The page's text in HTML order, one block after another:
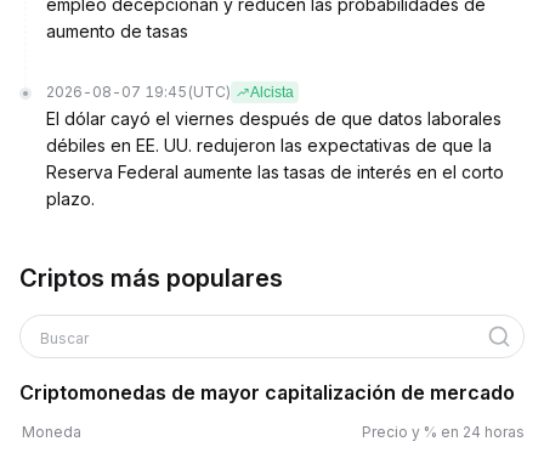
empleo decepcionan y reducen las probabilidades de
aumento de tasas
2026-08-07 19:45 (UTC) Alcista
El dólar cayó el viernes después de que datos laborales
débiles en EE. UU. redujeron las expectativas de que la
Reserva Federal aumente las tasas de interés en el corto
plazo.
Criptos más populares
Buscar
Criptomonedas de mayor capitalización de mercado
Moneda Precio y % en 24 horas